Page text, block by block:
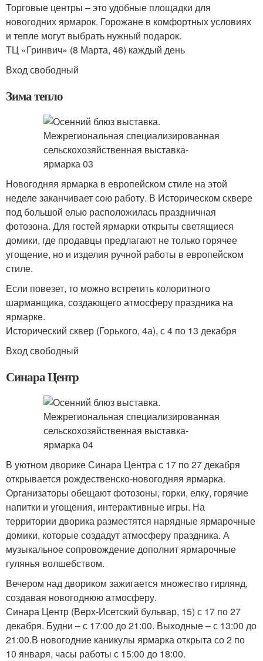
Торговые центры – это удобные площадки для
новогодних ярмарок. Горожане в комфортных условиях
и тепле могут выбрать нужный подарок.
ТЦ «Гринвич» (8 Марта, 46) каждый день
Вход свободный
Зима тепло
Новогодняя ярмарка в европейском стиле на этой
неделе заканчивает сою работу. В Историческом сквере
под большой елью расположилась праздничная
фотозона. Для гостей ярмарки открыты светящиеся
домики, где продавцы предлагают не только горячее
угощение, но и изделия ручной работы в европейском
стиле.
Если повезет, то можно встретить колоритного
шарманщика, создающего атмосферу праздника на
ярмарке.
Исторический сквер (Горького, 4а), с 4 по 13 декабря
Вход свободный
Синара Центр
В уютном дворике Синара Центра с 17 по 27 декабря
открывается рождественско-новогодняя ярмарка.
Организаторы обещают фотозоны, горки, елку, горячие
напитки и угощения, интерактивные игры. На
территории дворика разместятся нарядные ярмарочные
домики, которые создадут атмосферу праздника. А
музыкальное сопровождение дополнит ярмарочные
гулянья волшебством.
Вечером над двориком зажигается множество гирлянд,
создавая новогоднюю атмосферу.
Синара Центр (Верх-Исетский бульвар, 15) с 17 по 27
декабря. Будни – с 17:00 до 21:00. Выходные – с 13:00 до
21:00.В новогодние каникулы ярмарка открыта со 2 по
10 января, часы работы с 15:00 до 18:00.